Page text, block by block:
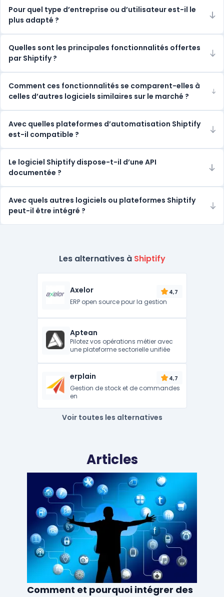
Pour quel type d’entreprise ou d’utilisateur est-il le
plus adapté ?
Quelles sont les principales fonctionnalités offertes
par Shiptify ?
Comment ces fonctionnalités se comparent-elles à
celles d’autres logiciels similaires sur le marché ?
Avec quelles plateformes d’automatisation Shiptify
est-il compatible ?
Le logiciel Shiptify dispose-t-il d’une API
documentée ?
Avec quels autres logiciels ou plateformes Shiptify
peut-il être intégré ?
Les alternatives à Shiptify
Axelor 4,7
ERP open source pour la gestion
Aptean
Pilotez vos opérations métier avec
une plateforme sectorielle unifiée
erplain 4,7
Gestion de stock et de commandes
en
Voir toutes les alternatives
Articles
Comment et pourquoi intégrer des